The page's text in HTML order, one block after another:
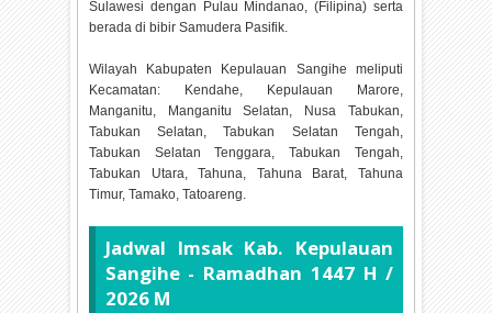
Sulawesi dengan Pulau Mindanao, (Filipina) serta
berada di bibir Samudera Pasifik.
Wilayah Kabupaten Kepulauan Sangihe meliputi
Kecamatan: Kendahe, Kepulauan Marore,
Manganitu, Manganitu Selatan, Nusa Tabukan,
Tabukan Selatan, Tabukan Selatan Tengah,
Tabukan Selatan Tenggara, Tabukan Tengah,
Tabukan Utara, Tahuna, Tahuna Barat, Tahuna
Timur, Tamako, Tatoareng.
Jadwal Imsak Kab. Kepulauan
Sangihe - Ramadhan 1447 H /
2026 M